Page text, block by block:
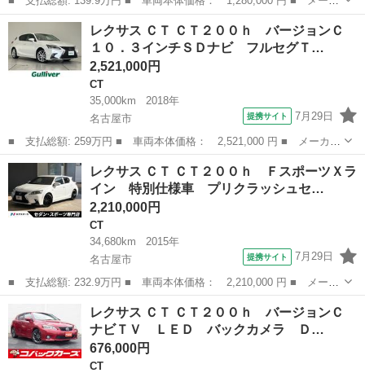
ー名： レクサス ■ 車種名： ＣＴ ■ グレード名： ＣＴ２００
ｈ Ｆスポーツ 禁煙車 クルーズコントロール ＬＥＤヘッドライ
ト グレ...
愛知 名古屋市
レクサス ＣＴ ＣＴ２００ｈ バージョンＣ
１０．３インチＳＤナビ フルセグＴ…
2,521,000円
CT
35,000km
2018年
名古屋市
提携サイト 7月29日
■ 支払総額: 259万円 ■ 車両本体価格： 2,521,000 円 ■ メーカー
名： レクサス ■ 車種名： ＣＴ ■ グレード名： ＣＴ２００
ｈ バージョンＣ １０．３インチＳＤナビ フルセグＴＶ ＤＶ
Ｄ ＣＤ Ｂｌ...
愛知 名古屋市
レクサス ＣＴ ＣＴ２００ｈ ＦスポーツＸラ
イン 特別仕様車 プリクラッシュセ…
2,210,000円
CT
34,680km
2015年
名古屋市
提携サイト 7月29日
■ 支払総額: 232.9万円 ■ 車両本体価格： 2,210,000 円 ■ メーカ
ー名： レクサス ■ 車種名： ＣＴ ■ グレード名： ＣＴ２００
ｈ ＦスポーツＸライン 特別仕様車 プリクラッシュセーフティシ
ステムセ...
レクサス ＣＴ ＣＴ２００ｈ バージョンＣ
ナビＴＶ ＬＥＤ バックカメラ Ｄ…
676,000円
CT